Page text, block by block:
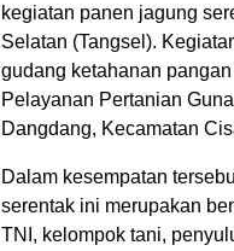
kegiatan panen jagung
Selatan (Tangsel).
gudang ketahanan
Pelayanan Pertanian
Dangdang, Kecamatan
​Dalam kesempatan
serentak ini merupakan
TNI, kelompok tani,